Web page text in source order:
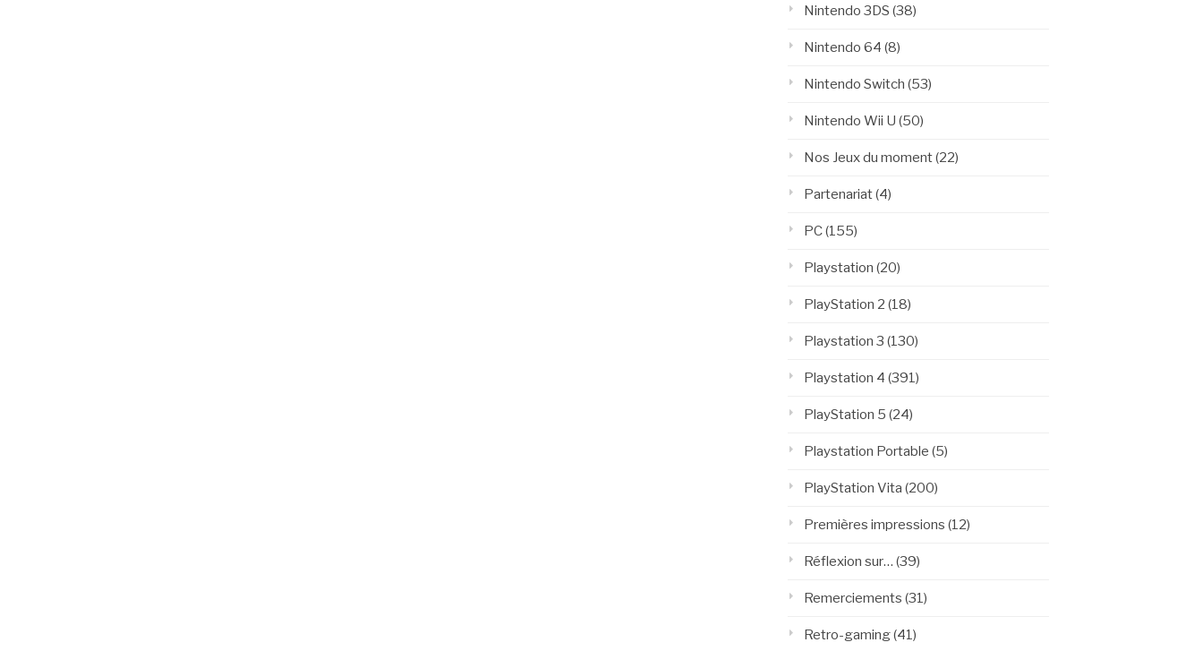
Nintendo 3DS (38)
Nintendo 64 (8)
Nintendo Switch (53)
Nintendo Wii U (50)
Nos Jeux du moment(22)
Partenariat(4)
PC(155)
Playstation (20)
PlayStation 2 (18)
Playstation 3 (130)
Playstation 4 (391)
PlayStation 5 (24)
Playstation Portable (5)
PlayStation Vita (200)
Premières impressions (12)
Réflexion sur… (39)
Remerciements (31)
Retro-gaming(41)